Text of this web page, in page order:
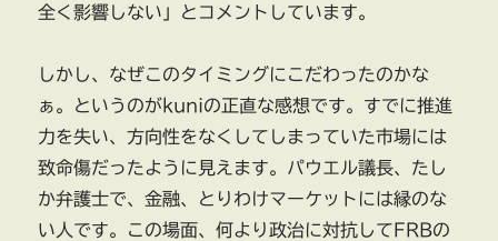
全く影響しない」とコメントしています。
しかし、なぜこのタイミングにこだわったのかな
ぁ。というのがkuniの正直な感想です。すでに推進
力を失い、方向性をなくしてしまっていた市場には
致命傷だったように見えます。パウエル議長、たし
か弁護士で、金融、とりわけマーケットには縁のな
い人です。この場面、何より政治に対抗してFRBの